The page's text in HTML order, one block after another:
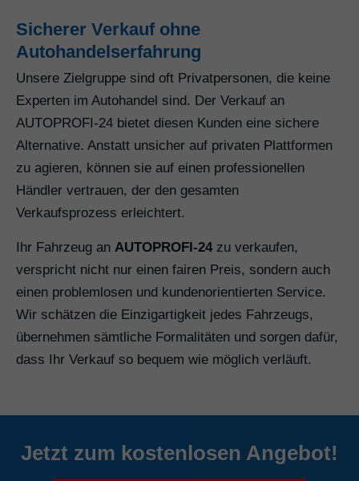
Sicherer Verkauf ohne
Autohandelserfahrung
Unsere Zielgruppe sind oft Privatpersonen, die keine
Experten im Autohandel sind. Der Verkauf an
AUTOPROFI-24 bietet diesen Kunden eine sichere
Alternative. Anstatt unsicher auf privaten Plattformen
zu agieren, können sie auf einen professionellen
Händler vertrauen, der den gesamten
Verkaufsprozess erleichtert.
Ihr Fahrzeug an AUTOPROFI-24zu verkaufen,
verspricht nicht nur einen fairen Preis, sondern auch
einen problemlosen und kundenorientierten Service.
Wir schätzen die Einzigartigkeit jedes Fahrzeugs,
übernehmen sämtliche Formalitäten und sorgen dafür,
dass Ihr Verkauf so bequem wie möglich verläuft.
Jetzt zum kostenlosen Angebot!